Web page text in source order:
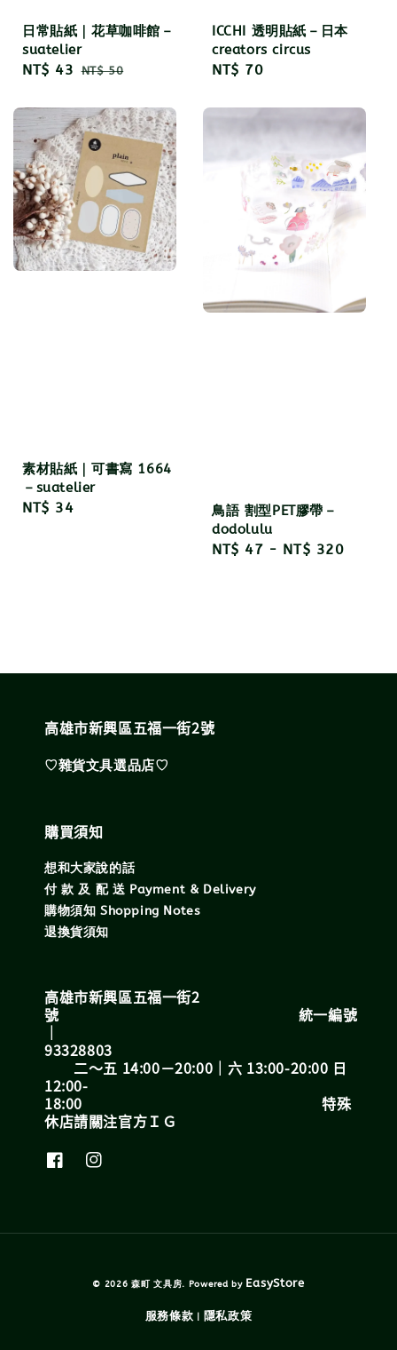
日常貼紙｜花草咖啡館－
suatelier
Sale
NT$ 43 Regular
NT$ 50
ICCHI 透明貼紙－日本
creators circus
Regular
NT$ 70
素材貼紙｜可書寫 1664
－suatelier
Regular
NT$ 34
鳥語 割型PET膠帶－
dodolulu
Regular
NT$ 47 - NT$ 320
高雄市新興區五福一街2號
♡雜貨文具選品店♡
購買須知
想和大家說的話
付 款 及 配 送 Payment & Delivery
購物須知 Shopping Notes
退換貨須知
高雄市新興區五福一街2
號 統一編號
｜
93328803
二～五 14:00－20:00｜六 13:00-20:00 日
12:00-
18:00 特殊
休店請關注官方ＩＧ
© 2026 森町 文具房. Powered by EasyStore
服務條款 隱私政策